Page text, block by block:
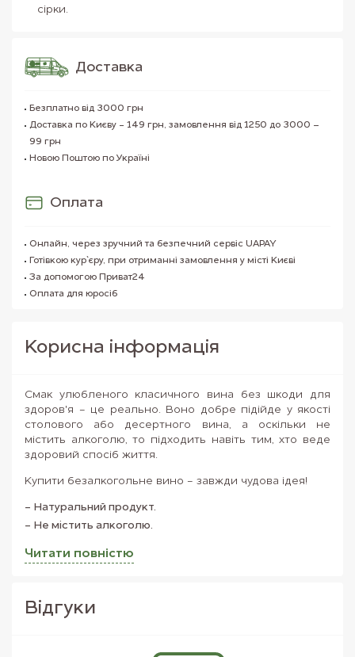
сірки.
Доставка
Безплатно від 3000 грн
Доставка по Києву - 149 грн, замовлення від 1250 до 3000 –
99 грн
Новою Поштою по Україні
Оплата
Онлайн, через зручний та безпечний сервіс UAPAY
Готівкою кур`єру, при отриманні замовлення у місті Києві
За допомогою Приват24
Оплата для юросіб
Корисна iнформацiя
Читати повнiстю
Смак улюбленого класичного вина без шкоди для
здоров'я - це реально. Воно добре підійде у якості
столового або десертного вина, а оскільки не
містить алкоголю, то підходить навіть тим, хто веде
здоровий спосіб життя.
Купити безалкогольне вино - завжди чудова ідея!
Натуральний продукт.
Не містить алкоголю.
покращує настрій навіть якщо не містить алкоголю.
Спробуйте та переконайтесь самі!
Вiдгуки